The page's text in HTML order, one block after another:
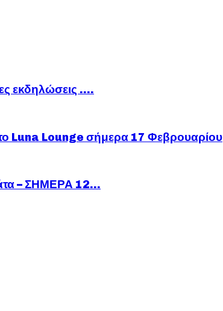
εκδηλώσεις ….
Luna Lounge σήμερα 17 Φεβρουαρίου
– ΣΗΜΕΡΑ 12...